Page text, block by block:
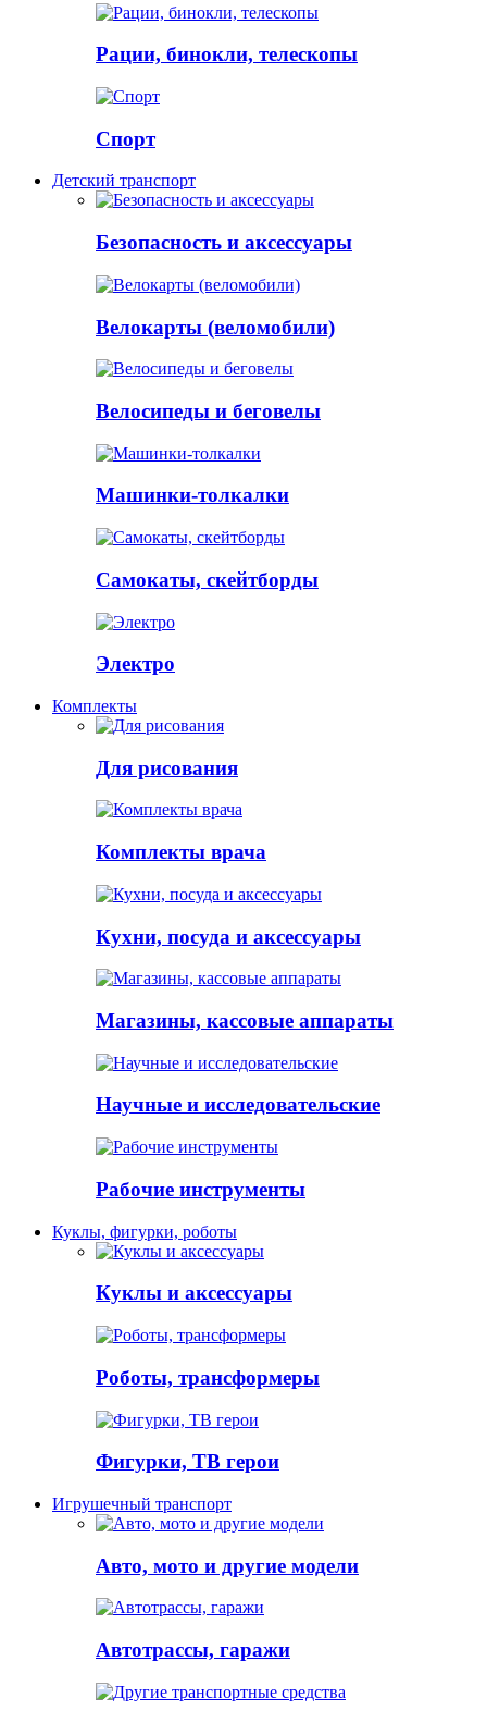
Рации, бинокли, телескопы
Спорт
Детский транспорт
Безопасность и аксессуары
Велокарты (веломобили)
Велосипеды и беговелы
Машинки-толкалки
Самокаты, скейтборды
Электро
Комплекты
Для рисования
Комплекты врача
Кухни, посуда и аксессуары
Магазины, кассовые аппараты
Научные и исследовательские
Рабочие инструменты
Куклы, фигурки, роботы
Куклы и аксессуары
Роботы, трансформеры
Фигурки, ТВ герои
Игрушечный транспорт
Авто, мото и другие модели
Автотрассы, гаражи